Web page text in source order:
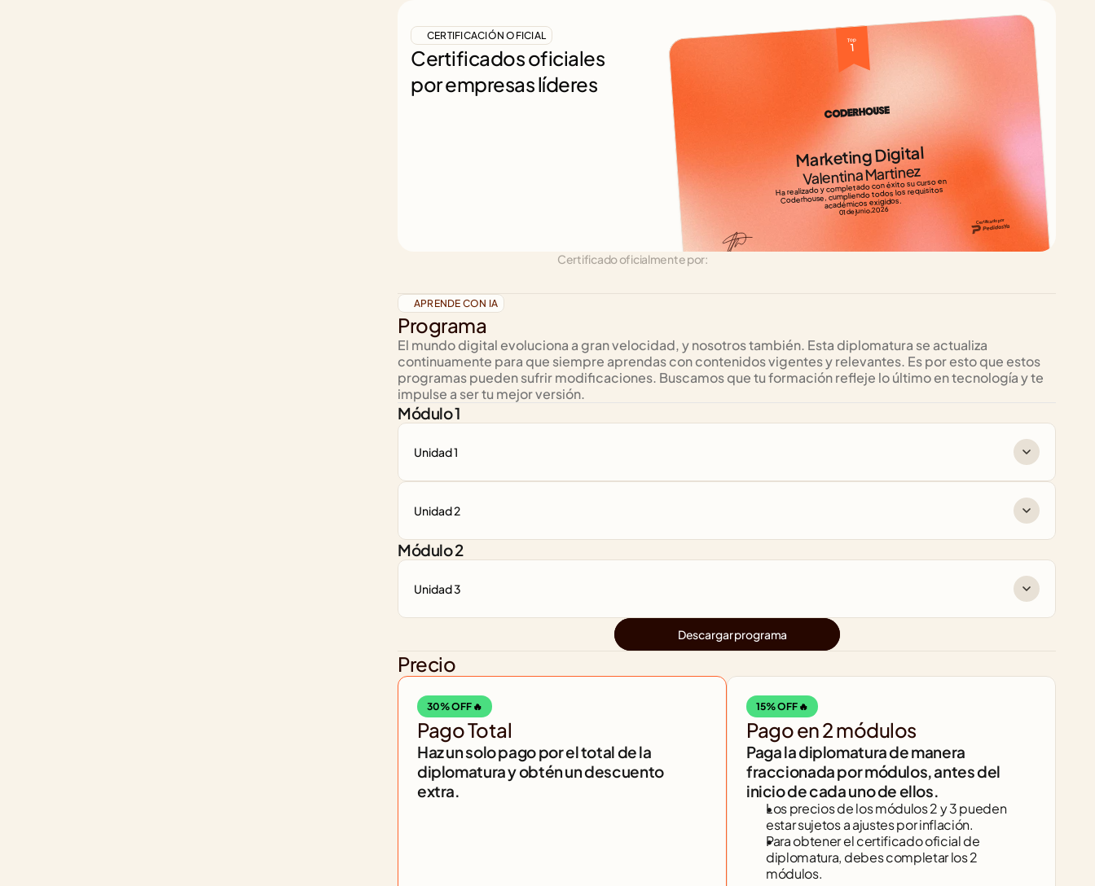
CERTIFICACIÓN OFICIAL
Certificados oficiales
por empresas líderes
Top
1
Marketing Digital
Valentina Martinez
Ha realizado y completado con éxito su curso en
Coderhouse, cumpliendo todos los requisitos
académicos exigidos.
01 de junio, 2026
Certificado por
Certificado oficialmente por:
APRENDE CON IA
Programa
El mundo digital evoluciona a gran velocidad, y nosotros también. Esta diplomatura se actualiza
continuamente para que siempre aprendas con contenidos vigentes y relevantes. Es por esto que estos
programas pueden sufrir modificaciones. Buscamos que tu formación refleje lo último en tecnología y te
impulse a ser tu mejor versión.
Módulo 1
Unidad 1
Unidad 2
Módulo 2
Unidad 3
Descargar programa
Precio
30% OFF 🔥
Pago Total
Haz un solo pago por el total de la
diplomatura y obtén un descuento
extra.
15% OFF 🔥
Pago en 2 módulos
Paga la diplomatura de manera
fraccionada por módulos, antes del
inicio de cada uno de ellos.
Los precios de los módulos 2 y 3 pueden
estar sujetos a ajustes por inflación.
Para obtener el certificado oficial de
diplomatura, debes completar los 2
módulos.